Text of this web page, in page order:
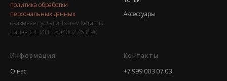
политика обработки
персональных данных
оказывает услуги Tsarev Keramik
Царев С.Е ИНН 504002763190
Аксессуары
Информация
О нас
Контакты
+7 999 003 07 03